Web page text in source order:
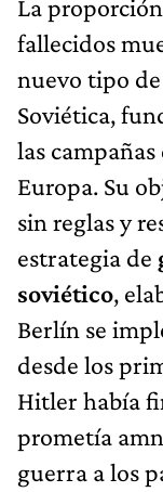
La
fallecidos
nuevo tipo
Soviética,
las
Europa. Su
sin reglas y
estrategia de
soviético,
Berlín se
desde los
Hitler había
prometía
guerra a los